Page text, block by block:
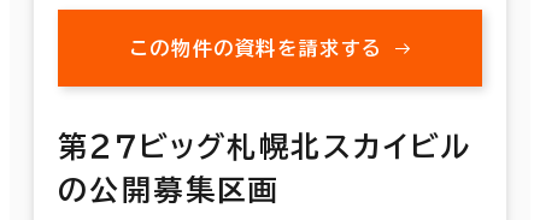
この物件の資料を請求する
第２７ビッグ札幌北スカイビル
の公開募集区画